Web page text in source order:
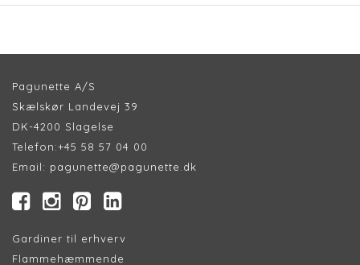
Pagunette A/S
Skælskør Landevej 39
DK-4200 Slagelse
Telefon:+45 58 57 04 00
Email: pagunette@pagunette.dk
Gardiner til erhverv
Flammehæmmende